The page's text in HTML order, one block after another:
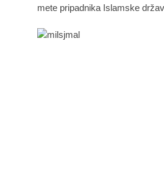
mete pripadnika Islamske